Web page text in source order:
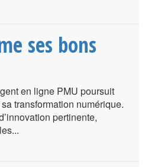
ses bons
en ligne PMU poursuit
transformation numérique.
pertinente,